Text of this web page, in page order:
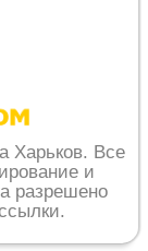
Харьков. Все
и
разрешено